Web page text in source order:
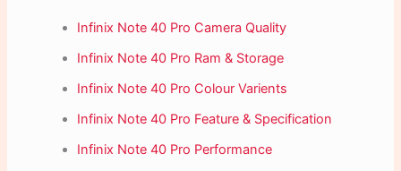
Infinix Note 40 Pro Camera Quality
Infinix Note 40 Pro Ram & Storage
Infinix Note 40 Pro Colour Varients
Infinix Note 40 Pro Feature & Specification
Infinix Note 40 Pro Performance